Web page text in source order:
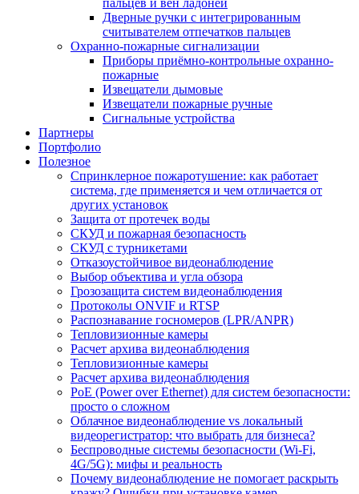
пальцев и вен ладоней
Дверные ручки с интегрированным
считывателем отпечатков пальцев
Охранно-пожарные сигнализации
Приборы приёмно-контрольные охранно-
пожарные
Извещатели дымовые
Извещатели пожарные ручные
Сигнальные устройства
Партнеры
Портфолио
Полезное
Спринклерное пожаротушение: как работает
система, где применяется и чем отличается от
других установок
Защита от протечек воды
СКУД и пожарная безопасность
СКУД с турникетами
Отказоустойчивое видеонаблюдение
Выбор объектива и угла обзора
Грозозащита систем видеонаблюдения
Протоколы ONVIF и RTSP
Распознавание госномеров (LPR/ANPR)
Тепловизионные камеры
Расчет архива видеонаблюдения
Тепловизионные камеры
Расчет архива видеонаблюдения
PoE (Power over Ethernet) для систем безопасности:
просто о сложном
Облачное видеонаблюдение vs локальный
видеорегистратор: что выбрать для бизнеса?
Беспроводные системы безопасности (Wi-Fi,
4G/5G): мифы и реальность
Почему видеонаблюдение не помогает раскрыть